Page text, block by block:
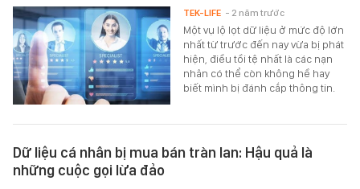
Một vụ lộ lọt dữ liệu ở mức độ lớn
nhất từ trước đến nay vừa bị phát
hiện, điều tồi tệ nhất là các nạn
nhân có thể còn không hề hay
biết mình bị đánh cắp thông tin.
TEK-LIFE - 2 năm trước
Dữ liệu cá nhân bị mua bán tràn lan: Hậu quả là
những cuộc gọi lừa đảo